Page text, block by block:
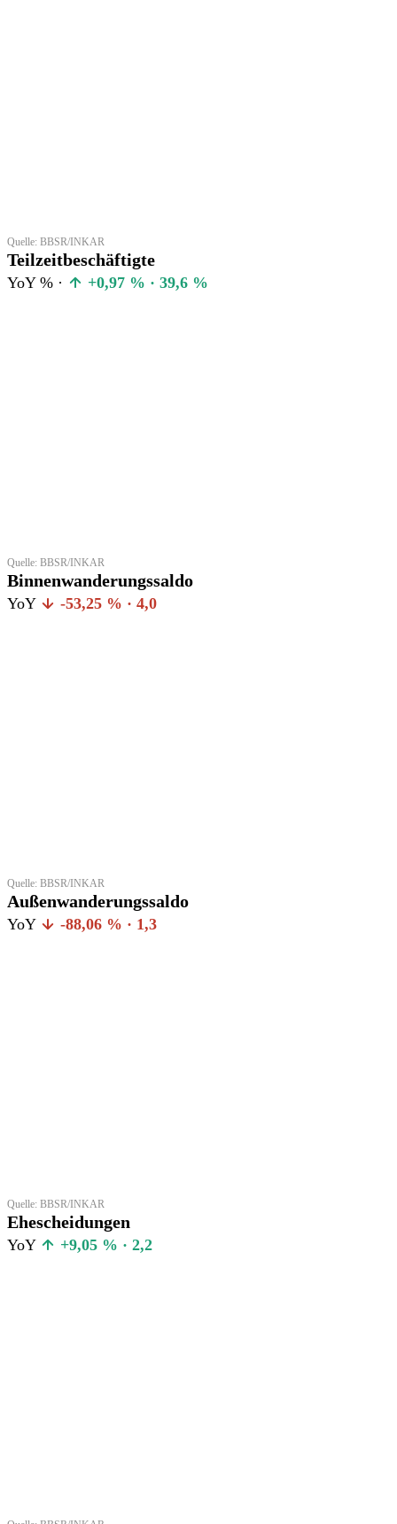
Quelle: BBSR/INKAR
Teilzeitbeschäftigte
YoY % · +0,97 % · 39,6 %
Quelle: BBSR/INKAR
Binnenwanderungssaldo
YoY -53,25 % · 4,0
Quelle: BBSR/INKAR
Außenwanderungssaldo
YoY -88,06 % · 1,3
Quelle: BBSR/INKAR
Ehescheidungen
YoY +9,05 % · 2,2